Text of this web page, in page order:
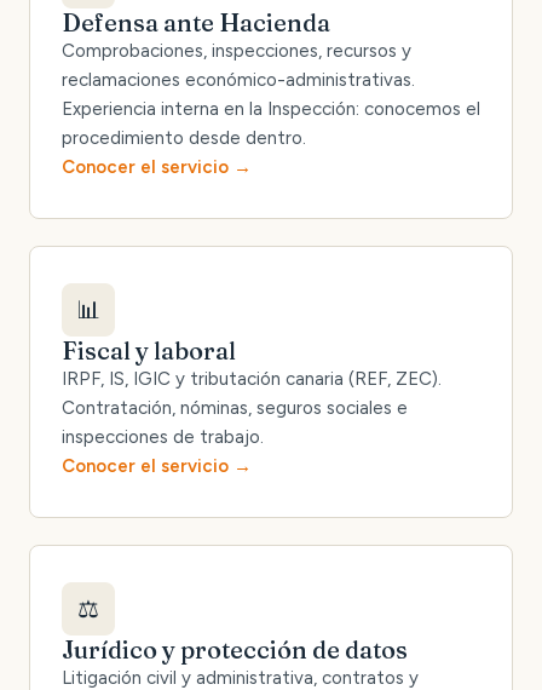
Defensa ante Hacienda
Comprobaciones, inspecciones, recursos y
reclamaciones económico-administrativas.
Experiencia interna en la Inspección: conocemos el
procedimiento desde dentro.
Conocer el servicio
📊
Fiscal y laboral
IRPF, IS, IGIC y tributación canaria (REF, ZEC).
Contratación, nóminas, seguros sociales e
inspecciones de trabajo.
Conocer el servicio
⚖️
Jurídico y protección de datos
Litigación civil y administrativa, contratos y